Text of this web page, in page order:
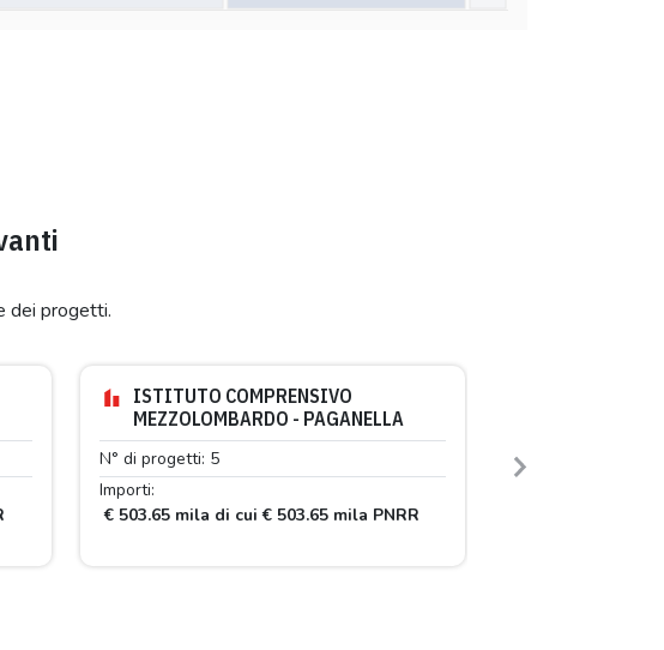
dei progetti.
ISTITUTO COMPRENSIVO
MEZZOLOMBARDO - PAGANELLA
N° di progetti: 5
Importi:
€ 503.65 mila di cui € 503.65 mila PNRR
Next